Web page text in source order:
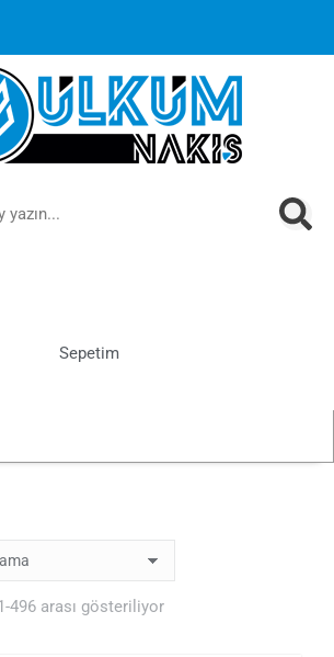
siparişlerinizde ücretsiz kargoya ek
İndirimanında sepette!
Sepetim
496 arası gösteriliyor